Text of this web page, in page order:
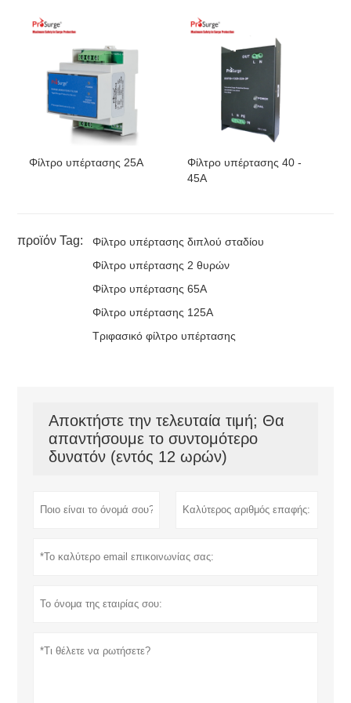
Φίλτρο υπέρτασης 25A
Φίλτρο υπέρτασης 40 -
45A
προϊόν Tag:
Φίλτρο υπέρτασης διπλού σταδίου
Φίλτρο υπέρτασης 2 θυρών
Φίλτρο υπέρτασης 65A
Φίλτρο υπέρτασης 125A
Τριφασικό φίλτρο υπέρτασης
Αποκτήστε την τελευταία τιμή; Θα
απαντήσουμε το συντομότερο
δυνατόν (εντός 12 ωρών)